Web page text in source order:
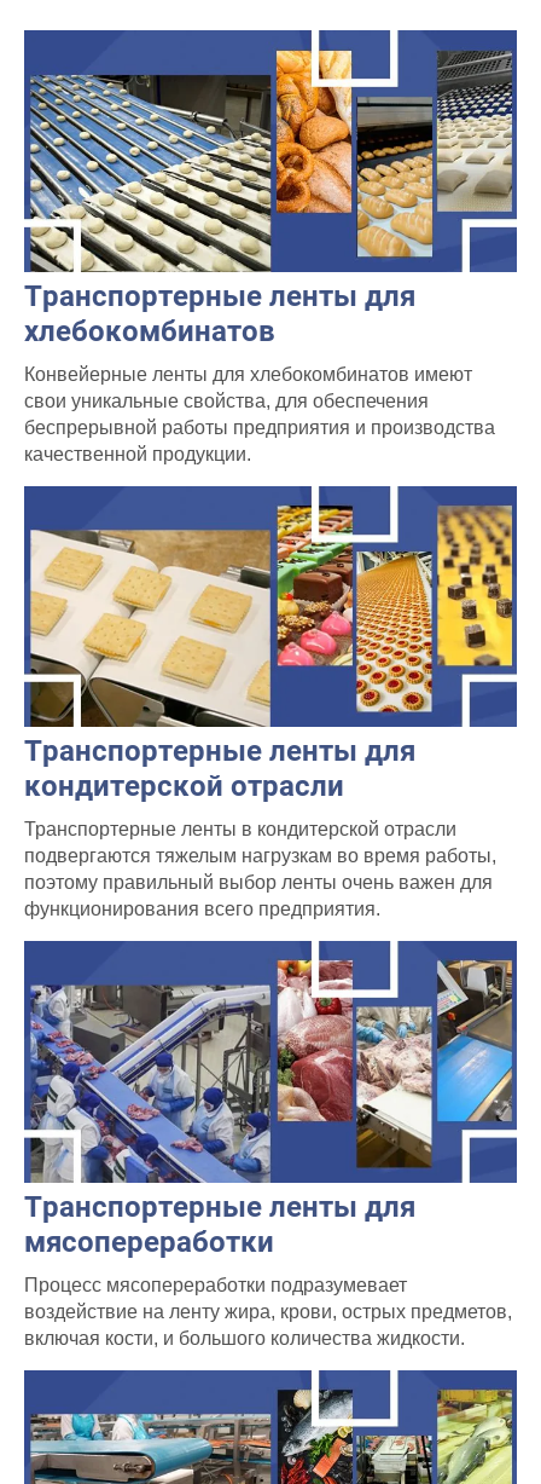
Транспортерные ленты для
хлебокомбинатов
Конвейерные ленты для хлебокомбинатов имеют
свои уникальные свойства, для обеспечения
беспрерывной работы предприятия и производства
качественной продукции.
Транспортерные ленты для
кондитерской отрасли
Транспортерные ленты в кондитерской отрасли
подвергаются тяжелым нагрузкам во время работы,
поэтому правильный выбор ленты очень важен для
функционирования всего предприятия.
Транспортерные ленты для
мясопереработки
Процесс мясопереработки подразумевает
воздействие на ленту жира, крови, острых предметов,
включая кости, и большого количества жидкости.